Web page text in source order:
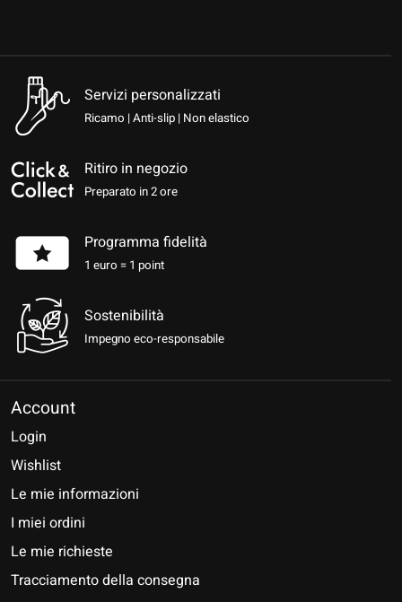
Servizi personalizzati
Ricamo | Anti-slip | Non elastico
Ritiro in negozio
Preparato in 2 ore
Programma fidelità
1 euro = 1 point
Sostenibilità
Impegno eco-responsabile
Account
Login
Wishlist
Le mie informazioni
I miei ordini
Le mie richieste
Tracciamento della consegna